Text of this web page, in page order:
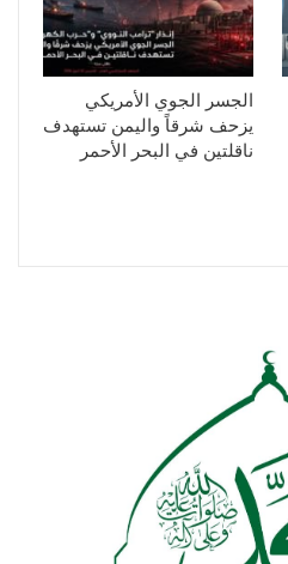
الجسر الجوي الأمريكي
يزحف شرقاً واليمن تستهدف
ناقلتين في البحر الأحمر